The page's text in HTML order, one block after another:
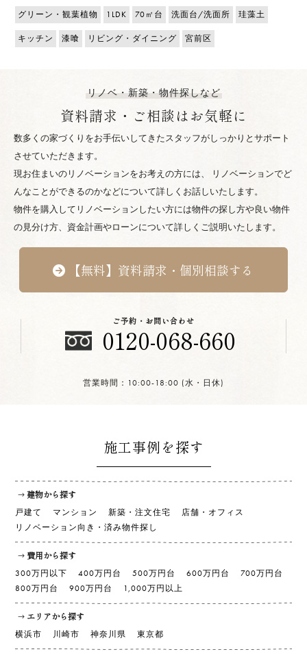
グリーン・観葉植物 1LDK 70㎡台 洗面台/洗面所 珪藻土
キッチン 漆喰 リビング・ダイニング 宮前区
リノベ・新築・物件探しなど
資料請求・ご相談はお気軽に
数多くの家づくりをお手伝いしてきたスタッフがしっかりとサポート
させていただきます。
現お住まいのリノベーションをお考えの方には、 リノベーションでど
んなことができるのかなどについて詳しくお話しいたします。
物件を購入してリノベーションしたい方には物件の探し方や良い物件
の見分け方、資金計画やローンについて詳しくご説明いたします。
【無料】資料請求・個別相談する
ご予約・お問い合わせ
0120-068-660
営業時間：10:00-18:00 (水・日休)
施工事例を探す
建物から探す
戸建て マンション 新築・注文住宅
店舗・オフィス
リノベーション向き・済み物件探し
費用から探す
300万円以下 400万円台 500万円台 600万円台
700万円台
800万円台
900万円台 1,000万円以上
エリアから探す
横浜市 川崎市 神奈川県 東京都